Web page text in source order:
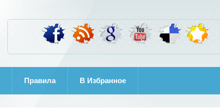
Правила B Избранное